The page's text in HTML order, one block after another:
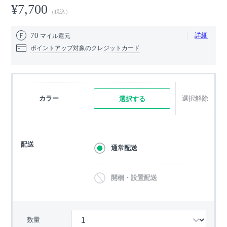
¥7,700 （税込）
70 マイル還元 詳細
ポイントアップ対象のクレジットカード
カラー 選択する 選択解除
配送 通常配送
開梱・設置配送
数量